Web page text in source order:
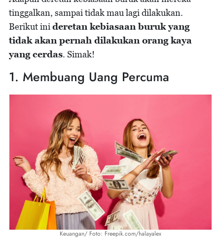
tinggalkan, sampai tidak mau lagi dilakukan.
Berikut ini deretan kebiasaan buruk yang
tidak akan pernah dilakukan orang kaya
yang cerdas. Simak!
1. Membuang Uang Percuma
Keuangan/ Foto: Freepik.com/halayalex